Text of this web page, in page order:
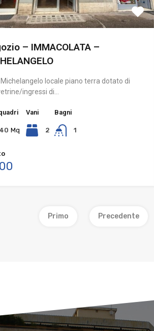
– IMMACOLATA –
locale piano terra dotato di
ingressi di…
40 Mq
Vani
2
Bagni
1
Primo Precedente